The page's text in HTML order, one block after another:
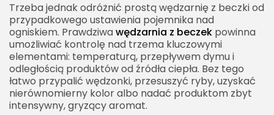
Trzeba jednak odróżnić prostą wędzarnię z beczki od
przypadkowego ustawienia pojemnika nad
ogniskiem. Prawdziwawędzarnia z beczek powinna
umożliwiać kontrolę nad trzema kluczowymi
elementami: temperaturą, przepływem dymu i
odległością produktów od źródła ciepła. Bez tego
łatwo przypalić wędzonki, przesuszyć ryby, uzyskać
nierównomierny kolor albo nadać produktom zbyt
intensywny, gryzący aromat.